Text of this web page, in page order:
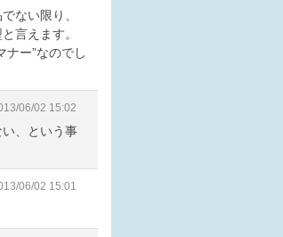
ない限り、
言えます。
ー”なのでし
06/02 15:02
、という事
06/02 15:01